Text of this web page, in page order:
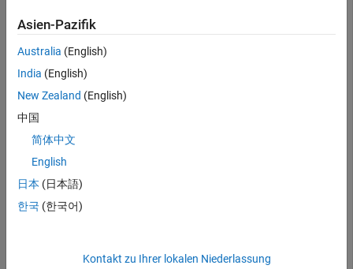
d = fi(pi/2,0);
tf = ispropequal(a,b)
tf = logical
Asien-Pazifik
Australia (English)
India (English)
New Zealand (English)
中国
简体中文
English
日本 (日本語)
한국 (한국어)
Kontakt zu Ihrer lokalen Niederlassung